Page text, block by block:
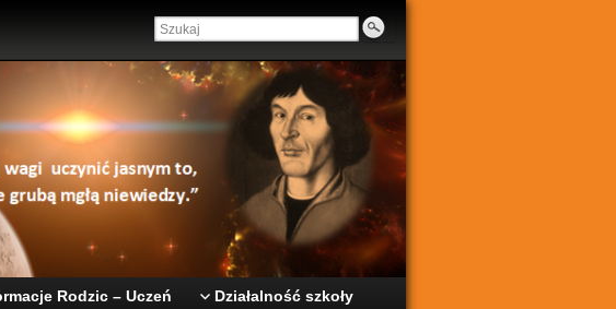
Rodzic – Uczeń Działalność szkoły